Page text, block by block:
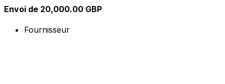
Envoi de 20,000.00 GBP
Fournisseur